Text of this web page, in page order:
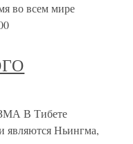
во всем мире
В Тибете
являются Ньингма,